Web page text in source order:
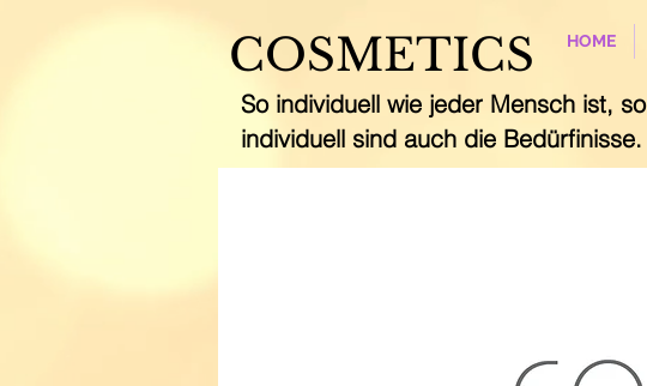
HOME
COSMETICS
So individuell wie jeder Mensch ist, so
individuell sind auch die Bedürfinisse.